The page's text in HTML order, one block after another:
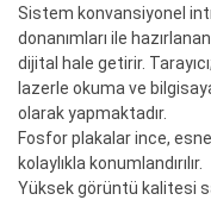
Sistem konvansiyonel
donanımları ile
dijital hale getirir.
lazerle okuma ve
olarak yapmaktadır.
Fosfor plakalar ince,
kolaylıkla konumlandırılır.
Yüksek görüntü kalitesi